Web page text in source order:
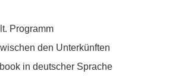
Programm
den Unterkünften
in deutscher Sprache